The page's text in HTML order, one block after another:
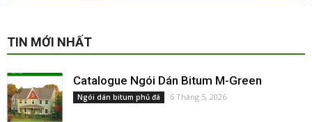
TIN MỚI NHẤT
Catalogue Ngói Dán Bitum M-Green
Ngói dán bitum phủ đá 6 Tháng 5, 2026